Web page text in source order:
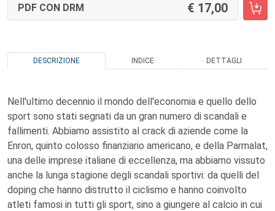
PDF CON DRM 17,00
DESCRIZIONE INDICE DETTAGLI
Nell'ultimo decennio il mondo dell'economia e quello dello
sport sono stati segnati da un gran numero di scandali e
fallimenti. Abbiamo assistito al crack di aziende come la
Enron, quinto colosso finanziario americano, e della Parmalat,
una delle imprese italiane di eccellenza, ma abbiamo vissuto
anche la lunga stagione degli scandali sportivi: da quelli del
doping che hanno distrutto il ciclismo e hanno coinvolto
atleti famosi in tutti gli sport, sino a giungere al calcio in cui